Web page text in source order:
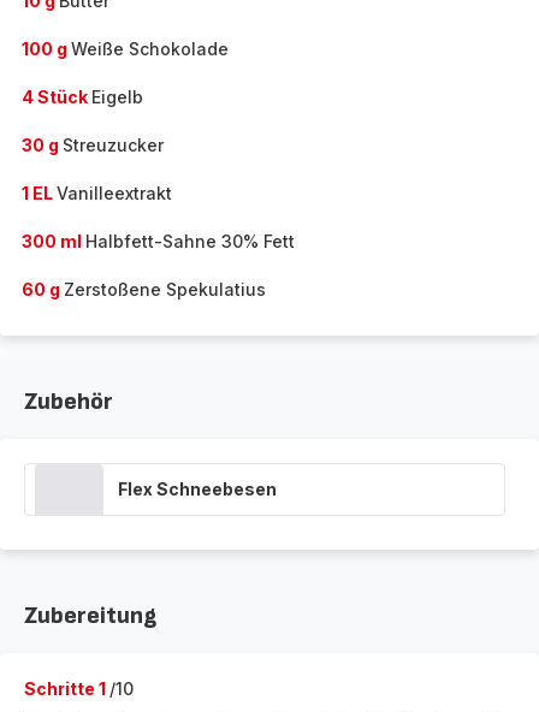
100 g Weiße Schokolade
4 Stück Eigelb
30 g Streuzucker
1 ELVanilleextrakt
300 ml Halbfett-Sahne 30% Fett
60 g Zerstoßene Spekulatius
Zubehör
Flex Schneebesen
Zubereitung
Schritte 1 /10